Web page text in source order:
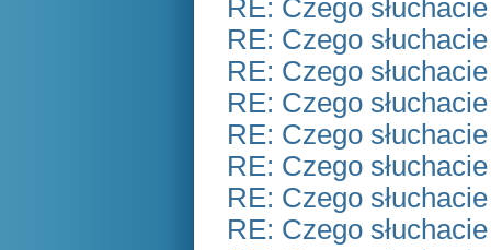
RE: Czego
RE: Czego
RE: Czego
RE: Czego
RE: Czego
RE: Czego
RE: Czego
RE: Czego